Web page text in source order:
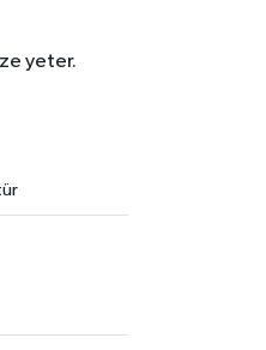
yeter.